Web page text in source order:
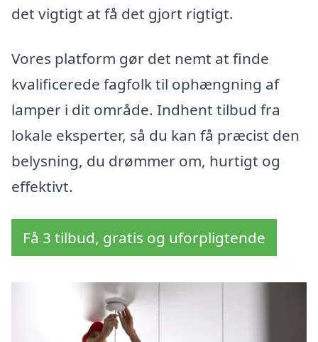
det vigtigt at få det gjort rigtigt.
Vores platform gør det nemt at finde
kvalificerede fagfolk til ophængning af
lamper i dit område. Indhent tilbud fra
lokale eksperter, så du kan få præcist den
belysning, du drømmer om, hurtigt og
effektivt.
Få 3 tilbud, gratis og uforpligtende